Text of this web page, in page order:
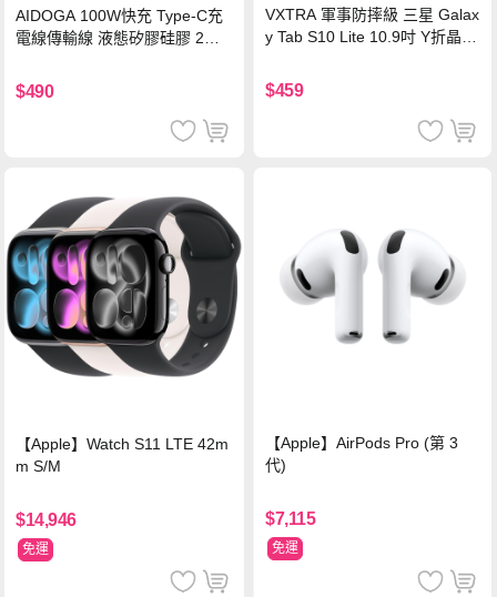
AIDOGA 100W快充 Type-C充
電線傳輸線 液態矽膠硅膠 2M
$490
VXTRA 軍事防摔級 三星 Galax
y Tab S10 Lite 10.9吋 Y折晶透
$459
【Apple】Watch S11 LTE 42m
m S/M
$14,946
免運
【Apple】AirPods Pro (第 3
代)
$7,115
免運